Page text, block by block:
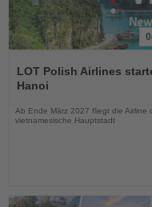
Sie
die
LOT Polish Airlines
Hanoi
Ab Ende März 2027 fliegt die Airline
vietnamesische Hauptstadt